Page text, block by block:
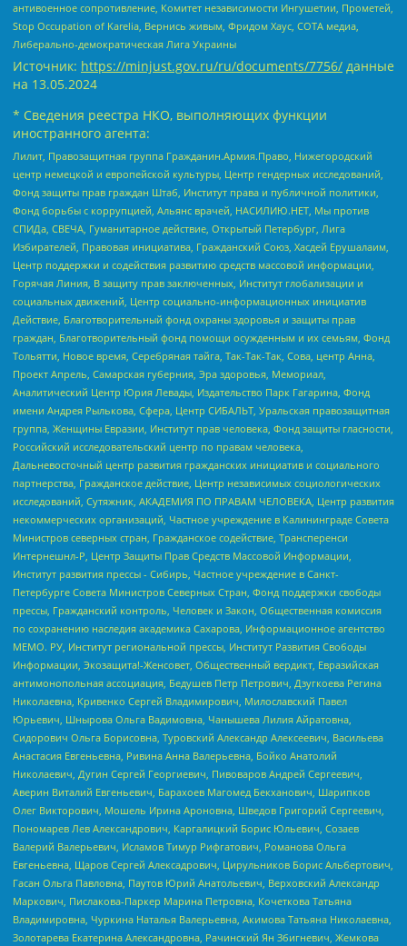
антивоенное сопротивление, Комитет независимости Ингушетии, Прометей,
Stop Occupation of Karelia, Вернись живым, Фридом Хаус, СОТА медиа,
Либерально-демократическая Лига Украины
Источник: https://minjust.gov.ru/ru/documents/7756/ данные
на 13.05.2024
* Сведения реестра НКО, выполняющих функции
иностранного агента:
Лилит, Правозащитная группа Гражданин.Армия.Право, Нижегородский
центр немецкой и европейской культуры, Центр гендерных исследований,
Фонд защиты прав граждан Штаб, Институт права и публичной политики,
Фонд борьбы с коррупцией, Альянс врачей, НАСИЛИЮ.НЕТ, Мы против
СПИДа, СВЕЧА, Гуманитарное действие, Открытый Петербург, Лига
Избирателей, Правовая инициатива, Гражданский Союз, Хасдей Ерушалаим,
Центр поддержки и содействия развитию средств массовой информации,
Горячая Линия, В защиту прав заключенных, Институт глобализации и
социальных движений, Центр социально-информационных инициатив
Действие, Благотворительный фонд охраны здоровья и защиты прав
граждан, Благотворительный фонд помощи осужденным и их семьям, Фонд
Тольятти, Новое время, Серебряная тайга, Так-Так-Так, Сова, центр Анна,
Проект Апрель, Самарская губерния, Эра здоровья, Мемориал,
Аналитический Центр Юрия Левады, Издательство Парк Гагарина, Фонд
имени Андрея Рылькова, Сфера, Центр СИБАЛЬТ, Уральская правозащитная
группа, Женщины Евразии, Институт прав человека, Фонд защиты гласности,
Российский исследовательский центр по правам человека,
Дальневосточный центр развития гражданских инициатив и социального
партнерства, Гражданское действие, Центр независимых социологических
исследований, Сутяжник, АКАДЕМИЯ ПО ПРАВАМ ЧЕЛОВЕКА, Центр развития
некоммерческих организаций, Частное учреждение в Калининграде Совета
Министров северных стран, Гражданское содействие, Трансперенси
Интернешнл-Р, Центр Защиты Прав Средств Массовой Информации,
Институт развития прессы - Сибирь, Частное учреждение в Санкт-
Петербурге Совета Министров Северных Стран, Фонд поддержки свободы
прессы, Гражданский контроль, Человек и Закон, Общественная комиссия
по сохранению наследия академика Сахарова, Информационное агентство
МЕМО. РУ, Институт региональной прессы, Институт Развития Свободы
Информации, Экозащита!-Женсовет, Общественный вердикт, Евразийская
антимонопольная ассоциация, Бедушев Петр Петрович, Дзугкоева Регина
Николаевна, Кривенко Сергей Владимирович, Милославский Павел
Юрьевич, Шнырова Ольга Вадимовна, Чанышева Лилия Айратовна,
Сидорович Ольга Борисовна, Туровский Александр Алексеевич, Васильева
Анастасия Евгеньевна, Ривина Анна Валерьевна, Бойко Анатолий
Николаевич, Дугин Сергей Георгиевич, Пивоваров Андрей Сергеевич,
Аверин Виталий Евгеньевич, Барахоев Магомед Бекханович, Шарипков
Олег Викторович, Мошель Ирина Ароновна, Шведов Григорий Сергеевич,
Пономарев Лев Александрович, Каргалицкий Борис Юльевич, Созаев
Валерий Валерьевич, Исламов Тимур Рифгатович, Романова Ольга
Евгеньевна, Щаров Сергей Алексадрович, Цирульников Борис Альбертович,
Гасан Ольга Павловна, Паутов Юрий Анатольевич, Верховский Александр
Маркович, Пислакова-Паркер Марина Петровна, Кочеткова Татьяна
Владимировна, Чуркина Наталья Валерьевна, Акимова Татьяна Николаевна,
Золотарева Екатерина Александровна, Рачинский Ян Збигневич, Жемкова